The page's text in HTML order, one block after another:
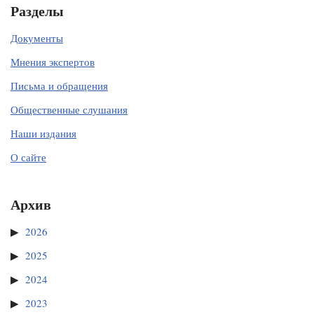
Разделы
Документы
Мнения экспертов
Письма и обращения
Общественные слушания
Наши издания
О сайте
Архив
2026
2025
2024
2023